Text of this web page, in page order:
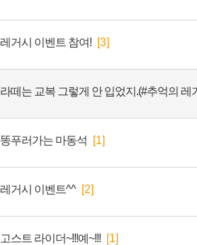
레거시 이벤트 참여! [3]
똥푸러가는 마동석 [1]
레거시 이벤트^^ [2]
고스트 라이더~!!!예~!!! [1]